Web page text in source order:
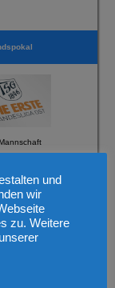
und
wir
zu. Weitere